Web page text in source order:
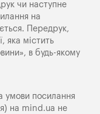
чи наступне
на
Передрук,
яка містить
в будь-якому
умови посилання
на mind.ua не